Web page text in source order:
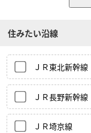
住みたい沿線
ＪＲ東北新幹線
ＪＲ長野新幹線
ＪＲ埼京線